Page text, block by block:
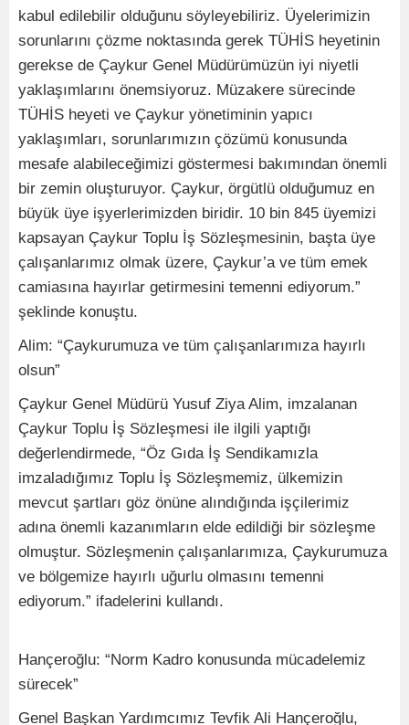
kabul edilebilir olduğunu söyleyebiliriz. Üyelerimizin
sorunlarını çözme noktasında gerek TÜHİS heyetinin
gerekse de Çaykur Genel Müdürümüzün iyi niyetli
yaklaşımlarını önemsiyoruz. Müzakere sürecinde
TÜHİS heyeti ve Çaykur yönetiminin yapıcı
yaklaşımları, sorunlarımızın çözümü konusunda
mesafe alabileceğimizi göstermesi bakımından önemli
bir zemin oluşturuyor. Çaykur, örgütlü olduğumuz en
büyük üye işyerlerimizden biridir. 10 bin 845 üyemizi
kapsayan Çaykur Toplu İş Sözleşmesinin, başta üye
çalışanlarımız olmak üzere, Çaykur’a ve tüm emek
camiasına hayırlar getirmesini temenni ediyorum.”
şeklinde konuştu.
Alim: “Çaykurumuza ve tüm çalışanlarımıza hayırlı
olsun”
Çaykur Genel Müdürü Yusuf Ziya Alim, imzalanan
Çaykur Toplu İş Sözleşmesi ile ilgili yaptığı
değerlendirmede, “Öz Gıda İş Sendikamızla
imzaladığımız Toplu İş Sözleşmemiz, ülkemizin
mevcut şartları göz önüne alındığında işçilerimiz
adına önemli kazanımların elde edildiği bir sözleşme
olmuştur. Sözleşmenin çalışanlarımıza, Çaykurumuza
ve bölgemize hayırlı uğurlu olmasını temenni
ediyorum.” ifadelerini kullandı.
Hançeroğlu: “Norm Kadro konusunda mücadelemiz
sürecek”
Genel Başkan Yardımcımız Tevfik Ali Hançeroğlu,